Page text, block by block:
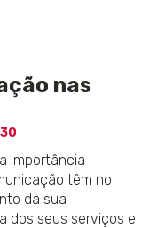
nas
importância
têm no
da sua
dos seus serviços e